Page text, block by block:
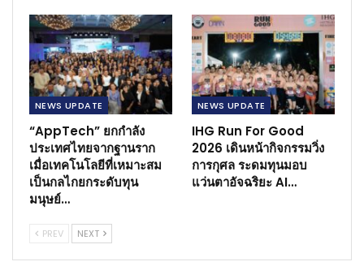
NEWS​ UPDATE
“AppTech” ยกกำลัง
ประเทศไทยจากฐานราก
เมื่อเทคโนโลยีที่เหมาะสม
เป็นกลไกยกระดับทุน
มนุษย์…
NEWS​ UPDATE
IHG Run For Good
2026 เดินหน้ากิจกรรมวิ่ง
การกุศล ระดมทุนมอบ
แว่นตาอัจฉริยะ AI…
PREV NEXT